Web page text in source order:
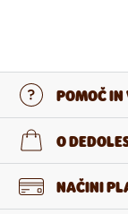
POMOČ
Stopi v stik z
Vračilo in
O
O nas NAČINI